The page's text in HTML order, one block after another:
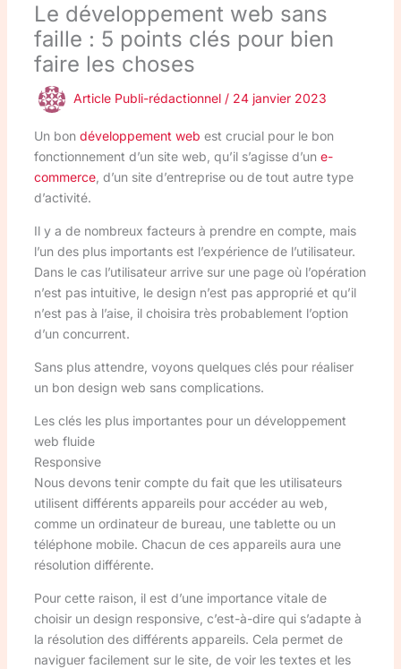
Le développement web sans
faille : 5 points clés pour bien
faire les choses
Article Publi-rédactionnel / 24 janvier 2023
Un bon développement web est crucial pour le bon
fonctionnement d’un site web, qu’il s’agisse d’un e-
commerce, d’un site d’entreprise ou de tout autre type
d’activité.
Il y a de nombreux facteurs à prendre en compte, mais
l’un des plus importants est l’expérience de l’utilisateur.
Dans le cas l’utilisateur arrive sur une page où l’opération
n’est pas intuitive, le design n’est pas approprié et qu’il
n’est pas à l’aise, il choisira très probablement l’option
d’un concurrent.
Sans plus attendre, voyons quelques clés pour réaliser
un bon design web sans complications.
Les clés les plus importantes pour un développement
web fluide
Responsive
Nous devons tenir compte du fait que les utilisateurs
utilisent différents appareils pour accéder au web,
comme un ordinateur de bureau, une tablette ou un
téléphone mobile. Chacun de ces appareils aura une
résolution différente.
Pour cette raison, il est d’une importance vitale de
choisir un design responsive, c’est-à-dire qui s’adapte à
la résolution des différents appareils. Cela permet de
naviguer facilement sur le site, de voir les textes et les